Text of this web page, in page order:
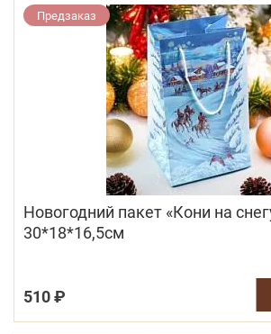
Предзаказ
Новогодний пакет «Кони на
30*18*16,5см
510 ₽